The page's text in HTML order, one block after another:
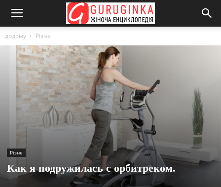
додому Різне
Різне
Как я подружилась с орбитреком.